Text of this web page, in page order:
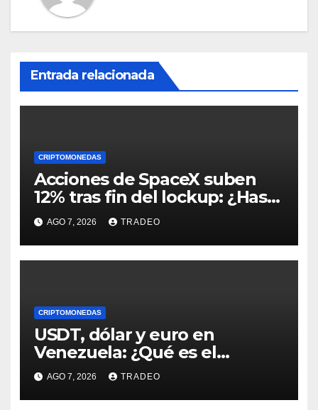
Entrada relacionada
CRIPTOMONEDAS
Acciones de SpaceX suben
12% tras fin del lockup: ¿Hasta
dónde podrían llegar en
agosto?
AGO 7, 2026 TRADEO
CRIPTOMONEDAS
USDT, dólar y euro en
Venezuela: ¿Qué es el
fenómeno “Rockets and
Feathers”?
AGO 7, 2026 TRADEO